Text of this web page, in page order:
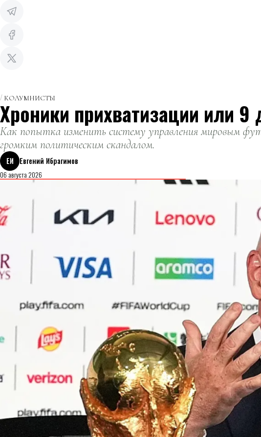
КОЛУМНИСТЫ
Хроники прихватизации или 9
Как попытка изменить систему управления мировым
громким политическим скандалом.
ЕИ
Евгений Ибрагимов
06 августа 2026